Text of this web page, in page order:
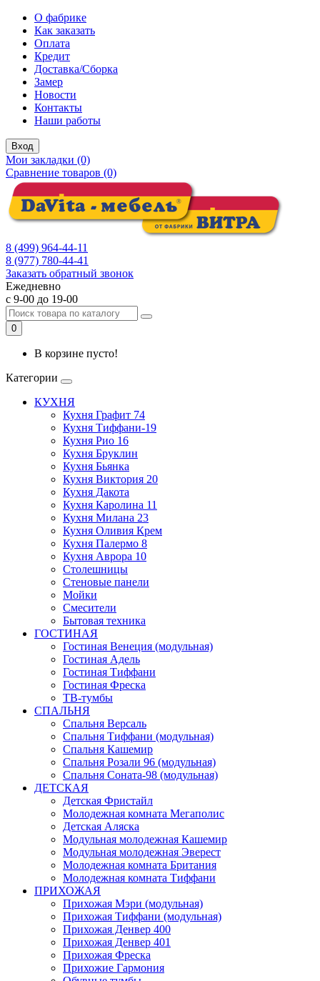
О фабрике
Как заказать
Оплата
Кредит
Доставка/Сборка
Замер
Новости
Контакты
Наши работы
Вход
Мои закладки (0)
Сравнение товаров (0)
8 (499) 964-44-11
8 (977) 780-44-41
Заказать обратный звонок
Ежедневно
с 9-00 до 19-00
0
В корзине пусто!
Категории
КУХНЯ
Кухня Графит 74
Кухня Тиффани-19
Кухня Рио 16
Кухня Бруклин
Кухня Бьянка
Кухня Виктория 20
Кухня Дакота
Кухня Каролина 11
Кухня Милана 23
Кухня Оливия Крем
Кухня Палермо 8
Кухня Аврора 10
Столешницы
Стеновые панели
Мойки
Смесители
Бытовая техника
ГОСТИНАЯ
Гостиная Венеция (модульная)
Гостиная Адель
Гостиная Тиффани
Гостиная Фреска
ТВ-тумбы
СПАЛЬНЯ
Спальня Версаль
Спальня Тиффани (модульная)
Спальня Кашемир
Спальня Розали 96 (модульная)
Спальня Соната-98 (модульная)
ДЕТСКАЯ
Детская Фристайл
Молодежная комната Мегаполис
Детская Аляска
Модульная молодежная Кашемир
Модульная молодежная Эверест
Молодежная комната Британия
Молодежная комната Тиффани
ПРИХОЖАЯ
Прихожая Мэри (модульная)
Прихожая Тиффани (модульная)
Прихожая Денвер 400
Прихожая Денвер 401
Прихожая Фреска
Прихожие Гармония